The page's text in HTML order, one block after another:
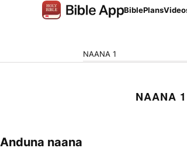
BiblePlans
NAANA 1
NAANA 1
Anduna naana